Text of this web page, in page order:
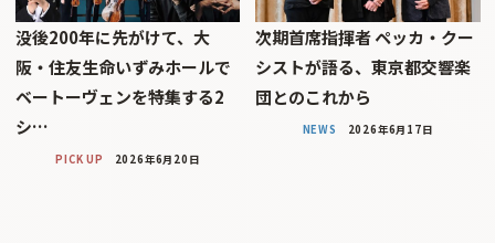
没後200年に先がけて、大
阪・住友生命いずみホールで
ベートーヴェンを特集する2
シ…
PICK UP 2026年6月20日
次期首席指揮者 ペッカ・クー
シストが語る、東京都交響楽
団とのこれから
NEWS 2026年6月17日